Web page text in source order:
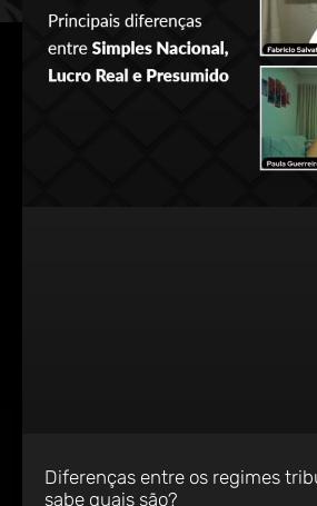
Diferenças entre os regimes
sabe quais são?